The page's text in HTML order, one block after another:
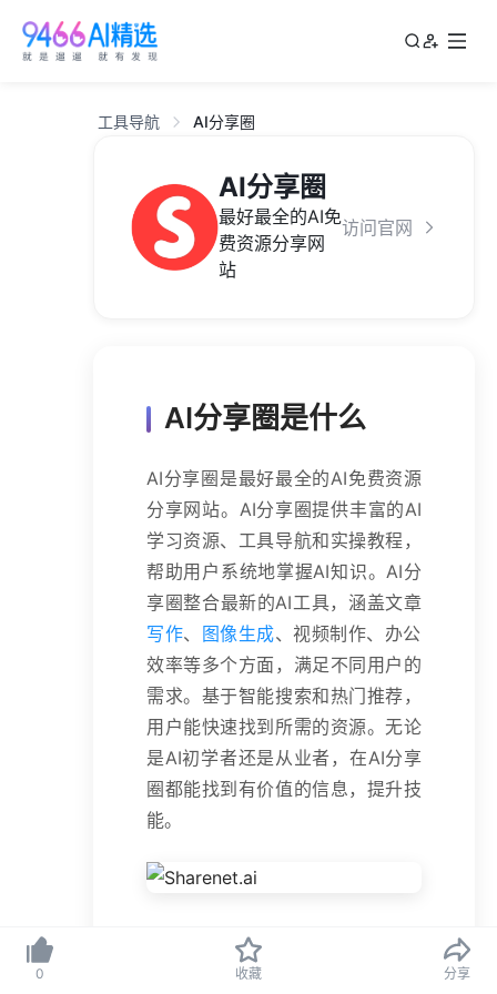
0 收藏 分享
工具导航 AI分享圈
AI分享圈
最好最全的AI免
费资源分享网
站
访问官网
AI分享圈是什么
AI分享圈是最好最全的AI免费资源
分享网站。AI分享圈提供丰富的AI
学习资源、工具导航和实操教程，
帮助用户系统地掌握AI知识。AI分
享圈整合最新的AI工具，涵盖文章
写作、 图像生成、视频制作、办公
效率等多个方面，满足不同用户的
需求。基于智能搜索和热门推荐，
用户能快速找到所需的资源。无论
是AI初学者还是从业者，在AI分享
圈都能找到有价值的信息，提升技
能。
AI分享圈的主要内